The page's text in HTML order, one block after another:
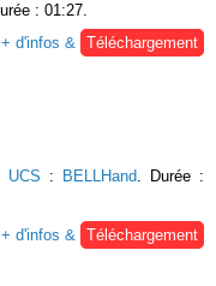
: 01:27.
+ d'infos & Téléchargement
UCS : BELLHand . Durée :
+ d'infos &
Téléchargement